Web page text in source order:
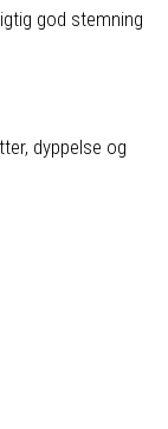
god stemning
dyppelse og